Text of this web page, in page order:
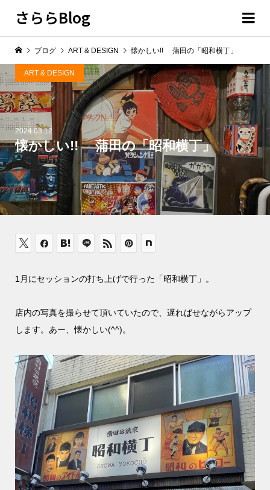
さららBlog
2024.03.12
懐かしい!! 蒲田の「昭和横丁」
ART & DESIGN
ブログ ART & DESIGN 懐かしい!! 蒲田の「昭和横丁」
1月にセッションの打ち上げで行った「昭和横丁」。
店内の写真を撮らせて頂いていたので、遅ればせながらアップ
します。あー、懐かしい(^^)。